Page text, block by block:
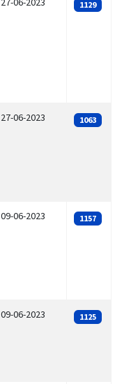
1129
27-06-2023 1063
09-06-2023 1157
09-06-2023 1125